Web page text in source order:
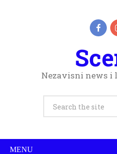
Nezavisni news
MENU